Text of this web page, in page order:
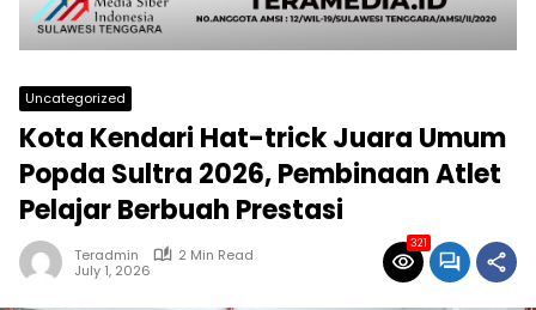
Uncategorized
Kota Kendari Hat-trick Juara Umum
Popda Sultra 2026, Pembinaan Atlet
Pelajar Berbuah Prestasi
Teradmin
2 Min Read
July 1, 2026
321